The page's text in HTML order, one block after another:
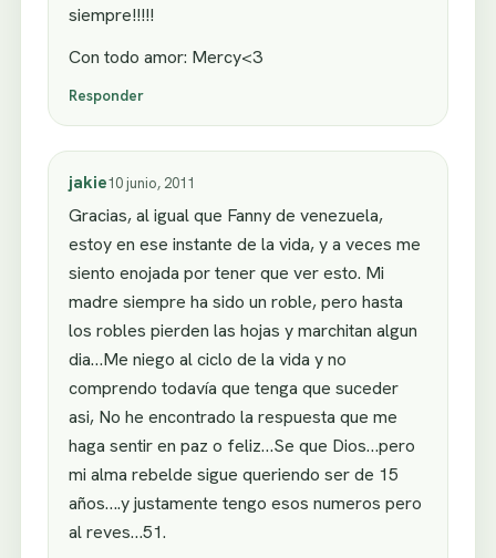
siempre!!!!!
Con todo amor: Mercy<3
Responder
jakie10 junio, 2011
Gracias, al igual que Fanny de venezuela,
estoy en ese instante de la vida, y a veces me
siento enojada por tener que ver esto. Mi
madre siempre ha sido un roble, pero hasta
los robles pierden las hojas y marchitan algun
dia…Me niego al ciclo de la vida y no
comprendo todavía que tenga que suceder
asi, No he encontrado la respuesta que me
haga sentir en paz o feliz…Se que Dios…pero
mi alma rebelde sigue queriendo ser de 15
años….y justamente tengo esos numeros pero
al reves…51.